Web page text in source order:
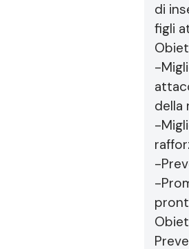
di
figli
-
della
-
-
-